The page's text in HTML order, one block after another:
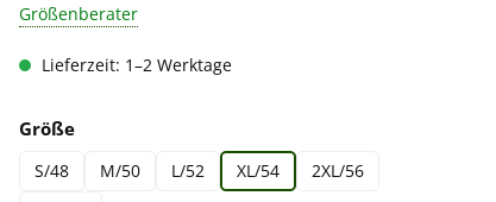
Größenberater
Lieferzeit: 1–2 Werktage
Größeauswählen
S/48 M/50 L/52 XL/54
2XL/56